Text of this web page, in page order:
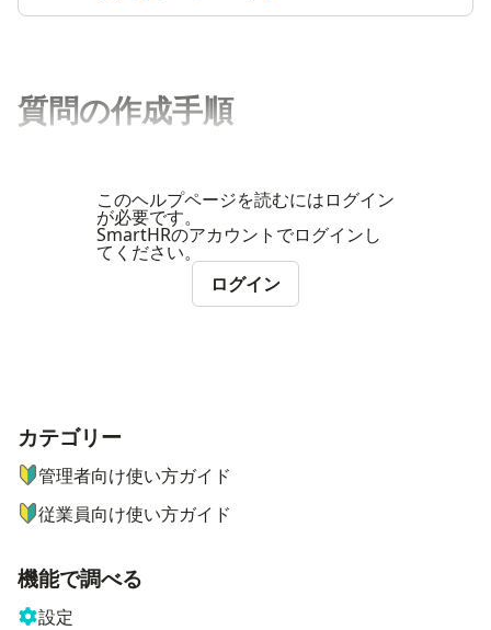
質問の作成手順
このヘルプページを読むにはログイン
が必要です。
SmartHRのアカウントでログインし
てください。
ログイン
ナビゲーションメニュー
カテゴリー
管理者向け使い方ガイド
従業員向け使い方ガイド
機能で調べる
設定